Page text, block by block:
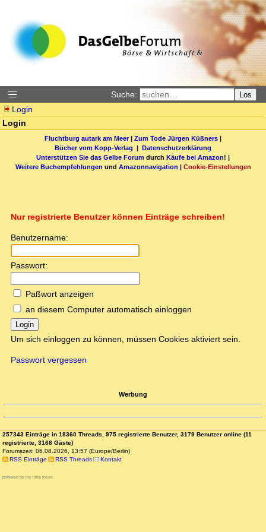
Suche: Los
Login
Login
Fluchtburg autark am Meer| Zum Tode Jürgen Küßners |
Bücher vom Kopp-Verlag | Datenschutzerklärung
Unterstützen Sie das Gelbe Forum durch Käufe bei Amazon! |
Weitere Buchempfehlungen und Amazonnavigation | Cookie-Einstellungen
Nur registrierte Benutzer können Einträge schreiben!
Benutzername:
Passwort:
Paßwort anzeigen
an diesem Computer automatisch einloggen
Login
Um sich einloggen zu können, müssen Cookies aktiviert sein.
Passwort vergessen
Werbung
257343 Einträge in 18360 Threads, 975 registrierte Benutzer, 3179 Benutzer online (11
registrierte, 3168 Gäste)
Forumszeit: 06.08.2026, 13:57 (Europe/Berlin)
RSS Einträge
RSS Threads Kontakt
powered by my little forum